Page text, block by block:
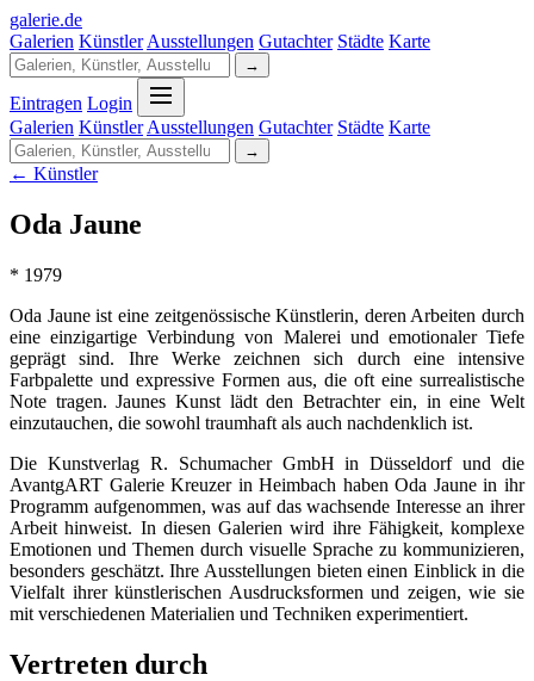
galerie.de
Galerien Künstler Ausstellungen Gutachter Städte Karte
→
Eintragen Login
Galerien Künstler Ausstellungen Gutachter Städte Karte
→
← Künstler
Oda Jaune
* 1979
Oda Jaune ist eine zeitgenössische Künstlerin, deren Arbeiten durch
eine einzigartige Verbindung von Malerei und emotionaler Tiefe
geprägt sind. Ihre Werke zeichnen sich durch eine intensive
Farbpalette und expressive Formen aus, die oft eine surrealistische
Note tragen. Jaunes Kunst lädt den Betrachter ein, in eine Welt
einzutauchen, die sowohl traumhaft als auch nachdenklich ist.
Die Kunstverlag R. Schumacher GmbH in Düsseldorf und die
AvantgART Galerie Kreuzer in Heimbach haben Oda Jaune in ihr
Programm aufgenommen, was auf das wachsende Interesse an ihrer
Arbeit hinweist. In diesen Galerien wird ihre Fähigkeit, komplexe
Emotionen und Themen durch visuelle Sprache zu kommunizieren,
besonders geschätzt. Ihre Ausstellungen bieten einen Einblick in die
Vielfalt ihrer künstlerischen Ausdrucksformen und zeigen, wie sie
mit verschiedenen Materialien und Techniken experimentiert.
Vertreten durch